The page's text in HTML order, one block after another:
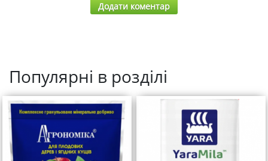
Додати коментар
Популярні в розділі